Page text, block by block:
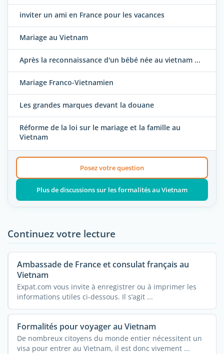
inviter un ami en France pour les vacances
Mariage au Vietnam
Après la reconnaissance d'un bébé née au vietnam ...
Mariage Franco-Vietnamien
Les grandes marques devant la douane
Réforme de la loi sur le mariage et la famille au
Vietnam
Posez votre question
Plus de discussions sur les formalités au Vietnam
Continuez votre lecture
Ambassade de France et consulat français au
Vietnam
Expat.com vous invite à enregistrer ou à imprimer les
informations utiles ci-dessous. Il s’agit ...
Formalités pour voyager au Vietnam
De nombreux citoyens du monde entier nécessitent un
visa pour entrer au Vietnam, il est donc vivement ...